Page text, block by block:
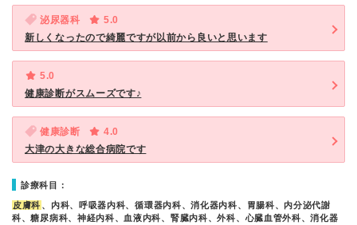
泌尿器科
5.0
新しくなったので綺麗ですが以前から良いと思います
5.0
健康診断がスムーズです♪
健康診断
4.0
大津の大きな総合病院です
診療科目：
皮膚科 、内科、呼吸器内科、循環器内科、消化器内科、胃腸科、内分泌代謝
科、糖尿病科、神経内科、血液内科、腎臓内科、外科、心臓血管外科、消化器